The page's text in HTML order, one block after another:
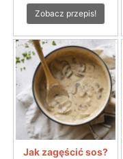
Zobacz przepis!
Jak zagęścić sos?